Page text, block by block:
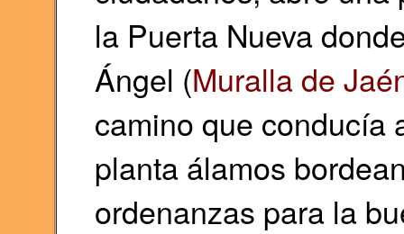
la Puerta Nueva
Ángel (Muralla de
camino que conducía
planta álamos
ordenanzas para la